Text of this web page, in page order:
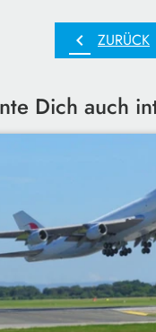
chevron_left ZURÜCK
Dich auch